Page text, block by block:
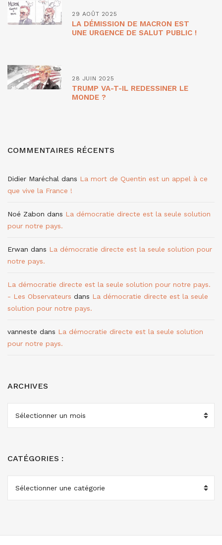
29 AOÛT 2025
LA DÉMISSION DE MACRON EST
UNE URGENCE DE SALUT PUBLIC !
28 JUIN 2025
TRUMP VA-T-IL REDESSINER LE
MONDE ?
COMMENTAIRES RÉCENTS
Didier Maréchal dans La mort de Quentin est un appel à ce
que vive la France !
Noé Zabon dans La démocratie directe est la seule solution
pour notre pays.
Erwan dans La démocratie directe est la seule solution pour
notre pays.
La démocratie directe est la seule solution pour notre pays.
- Les Observateurs dans La démocratie directe est la seule
solution pour notre pays.
vanneste dans La démocratie directe est la seule solution
pour notre pays.
ARCHIVES
CATÉGORIES :